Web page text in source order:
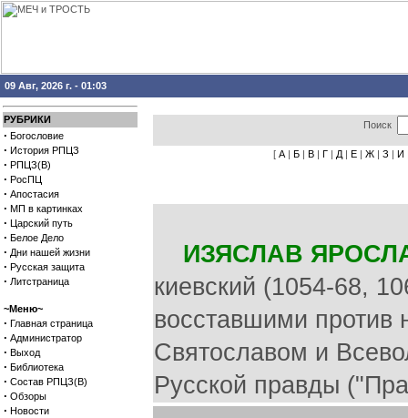
09 Авг, 2026 г. - 01:03
РУБРИКИ
· Богословие
· История РПЦЗ
· РПЦЗ(В)
· РосПЦ
· Апостасия
· МП в картинках
· Царский путь
· Белое Дело
· Дни нашей жизни
· Русская защита
· Литстраница
~Меню~
· Главная страница
· Администратор
· Выход
· Библиотека
· Состав РПЦЗ(В)
· Обзоры
· Новости
Поиск
[ А | Б | В | Г | Д | Е | Ж | З | И
ИЗЯСЛАВ
киевский (1054-68,
восставшими против
Святославом и
Русской правды